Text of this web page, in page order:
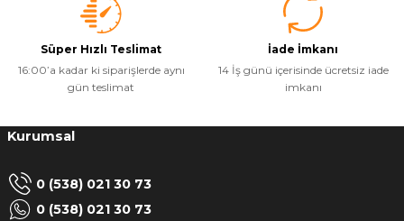
Süper Hızlı Teslimat
16:00’a kadar ki siparişlerde aynı
gün teslimat
İade İmkanı
14 İş günü içerisinde ücretsiz iade
imkanı
Kurumsal
0 (538) 021 30 73
0 (538) 021 30 73